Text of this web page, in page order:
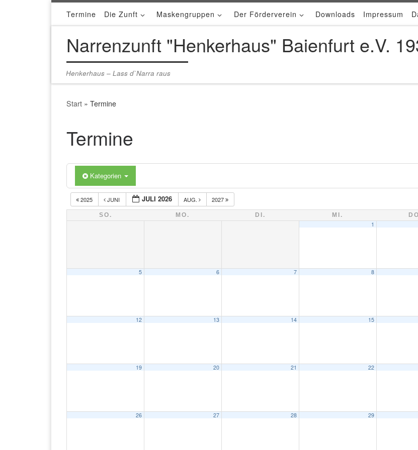
Zum Inhalt springen
Termine Die Zunft Maskengruppen Der Förderverein Downloads Impressum
Narrenzunft "Henkerhaus" Baienfurt e.V.
Henkerhaus – Lass d`Narra raus
Start » Termine
Termine
Kategorien
2025 JUNI JULI 2026 AUG. 2027
SO. MO. DI. MI.
1
5 6 7 8
12 13 14 15
19 20 21 22
26 27 28 29